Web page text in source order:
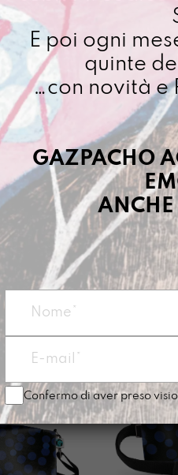
LLUMI
A MANO
MANO
E poi ogni
quinte
…con novità e
GAZPACHO
Confermo di aver preso